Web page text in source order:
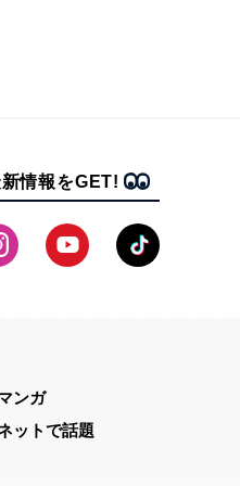
情報をGET!
ンガ
ットで話題